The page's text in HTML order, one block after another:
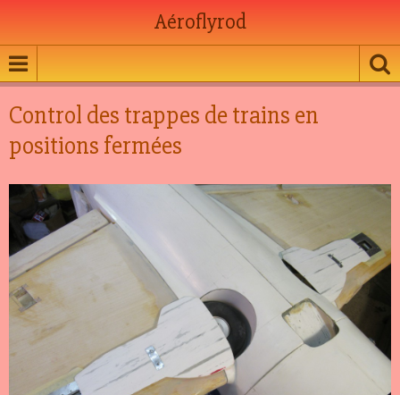
Aéroflyrod
Control des trappes de trains en
positions fermées